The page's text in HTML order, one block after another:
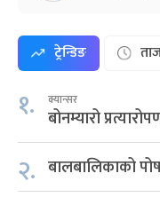
ट्रेन्डिङ
१. क्यान्सर
बोनम्यारो
२. बालबालिकाको